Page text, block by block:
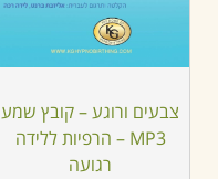
צבעים ורוגע – קובץ שמע
MP3 – הרפיות ללידה
רגועה